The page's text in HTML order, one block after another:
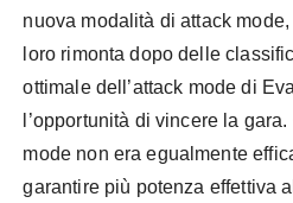
nuova modalità di attack
loro rimonta dopo delle
ottimale dell’attack mode di
l’opportunità di vincere la
mode non era egualmente
garantire più potenza effettiva